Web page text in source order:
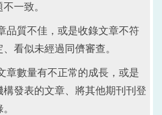
一致。
品質不佳，或是收錄文章不符
看似未經過同儕審查。
章數量有不正常的成長，或是
發表的文章、將其他期刊刊登